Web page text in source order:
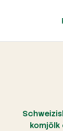
komjölk